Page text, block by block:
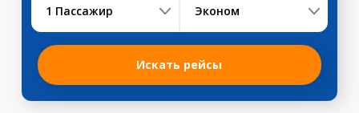
1 Пассажир Эконом
Искать рейсы